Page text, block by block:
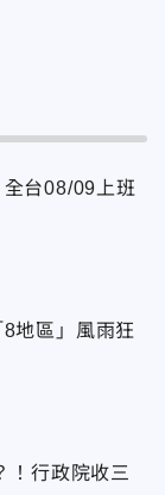
台08/09上班
地區」風雨狂
！行政院收三